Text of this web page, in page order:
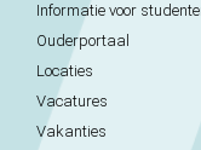
Informatie voor
Ouderportaal
Locaties
Vacatures
Vakanties